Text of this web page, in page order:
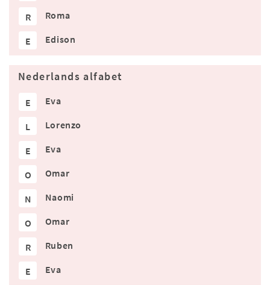
R Roma
E Edison
Nederlands alfabet
E Eva
L Lorenzo
E Eva
O Omar
N Naomi
O Omar
R Ruben
E Eva